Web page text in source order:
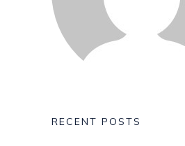
RECENT POSTS